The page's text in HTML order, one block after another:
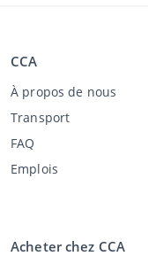
CCA
À propos de nous
Transport
FAQ
Emplois
Acheter chez CCA